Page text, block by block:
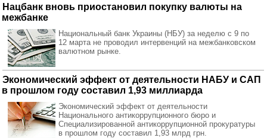
Нацбанк вновь приостановил покупку валюты на
межбанке
Национальный банк Украины (НБУ) за неделю с 9 по
12 марта не проводил интервенций на межбанковском
валютном рынке.
Экономический эффект от деятельности НАБУ и САП
в прошлом году составил 1,93 миллиарда
Экономический эффект от деятельности
Национального антикоррупционного бюро и
Специализированной антикоррупционной прокуратуры
в прошлом году составил 1,93 млрд грн.